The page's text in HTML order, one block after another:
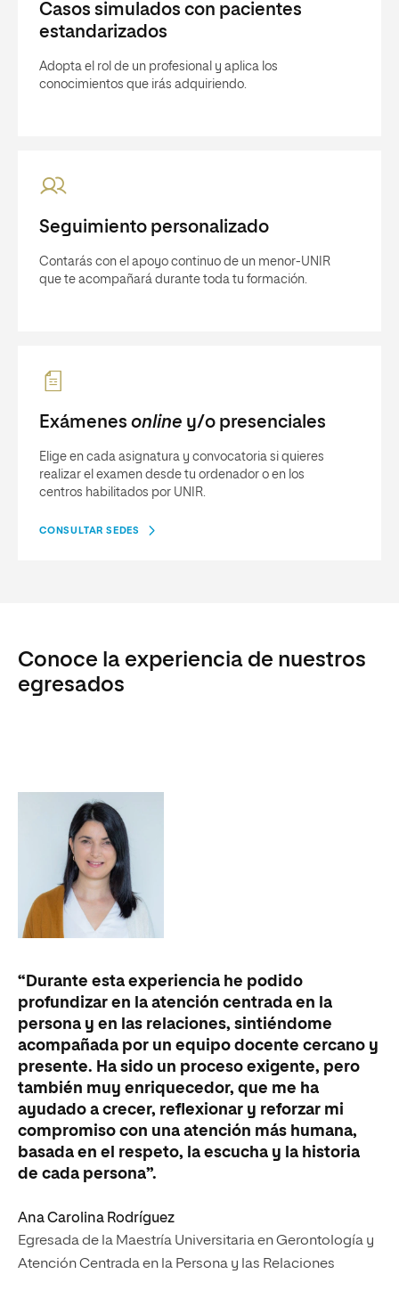
Casos simulados con pacientes
estandarizados
Adopta el rol de un profesional y aplica los
conocimientos que irás adquiriendo.
Seguimiento personalizado
Contarás con el apoyo continuo de un menor-UNIR
que te acompañará durante toda tu formación.
Exámenes online y/o presenciales
Elige en cada asignatura y convocatoria si quieres
realizar el examen desde tu ordenador o en los
centros habilitados por UNIR.
CONSULTAR SEDES
Conoce la experiencia de nuestros
egresados
“Durante esta experiencia he podido
profundizar en la atención centrada en la
persona y en las relaciones, sintiéndome
acompañada por un equipo docente cercano y
presente. Ha sido un proceso exigente, pero
también muy enriquecedor, que me ha
ayudado a crecer, reflexionar y reforzar mi
compromiso con una atención más humana,
basada en el respeto, la escucha y la historia
de cada persona”.
Ana Carolina Rodríguez
Egresada de la Maestría Universitaria en Gerontología y
Atención Centrada en la Persona y las Relaciones